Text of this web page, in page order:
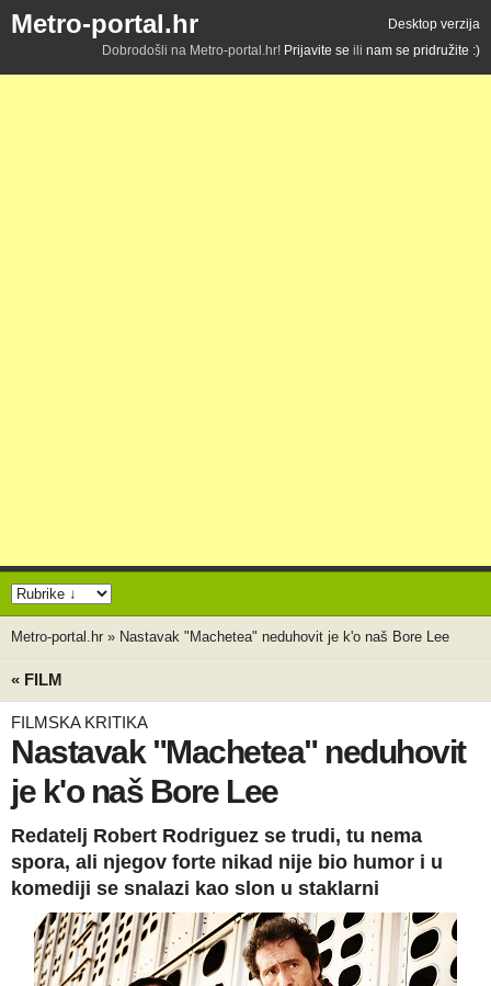
Metro-portal.hr
Desktop verzija
Dobrodošli na Metro-portal.hr! Prijavite se ili nam se pridružite :)
Metro-portal.hr » Nastavak "Machetea" neduhovit je k'o naš Bore Lee
« FILM
FILMSKA KRITIKA
Nastavak "Machetea" neduhovit
je k'o naš Bore Lee
Redatelj Robert Rodriguez se trudi, tu nema
spora, ali njegov forte nikad nije bio humor i u
komediji se snalazi kao slon u staklarni